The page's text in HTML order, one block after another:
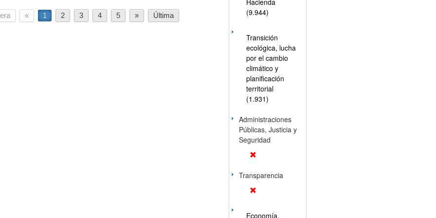
« 1 2 3 4 5 » Última
Hacienda
(9.944)
Transición
ecológica, lucha
por el cambio
climático y
planificación
territorial
(1.931)
Administraciones
Públicas, Justicia y
Seguridad
Transparencia
Economía,